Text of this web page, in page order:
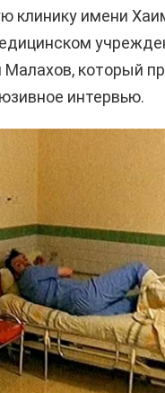
клинику имени
который
интервью.